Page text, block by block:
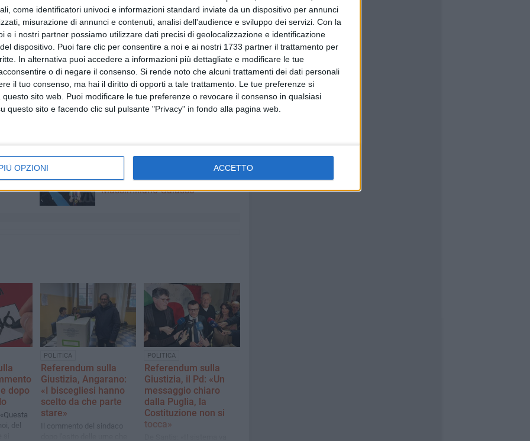
come identificatori univoci e informazioni standard inviate da un dispositivo per annunci
misurazione di annunci e contenuti, analisi dell'audience e sviluppo dei servizi. Con la
e i nostri partner possiamo utilizzare dati precisi di geolocalizzazione e identificazione
dispositivo. Puoi fare clic per consentire a noi e ai nostri 1733 partner il trattamento per
In alternativa puoi accedere a informazioni più dettagliate e modificare le tue
o di negare il consenso. Si rende noto che alcuni trattamenti dei dati personali
il tuo consenso, ma hai il diritto di opporti a tale trattamento. Le tue preferenze si
sito web. Puoi modificare le tue preferenze o revocare il consenso in qualsiasi
questo sito e facendo clic sul pulsante "Privacy" in fondo alla pagina web.
OPZIONI ACCETTO
modalità:
il servizio " Comunicazione della volontà di
", accedendo con SPID o CIE;
(PEC) o mail semplice al seguente indirizzo:
;
Elettorale.
8 AGOSTO 2026
arrestati, le parole del colonnello
Massimiliano Galasso
dopo
del
POLITICA
Referendum sulla
Giustizia, Angarano:
«I biscegliesi hanno
scelto da che parte
stare»
Il commento del sindaco
POLITICA
Referendum sulla
Giustizia, il Pd: «Un
messaggio chiaro
dalla Puglia, la
Costituzione non si
tocca»